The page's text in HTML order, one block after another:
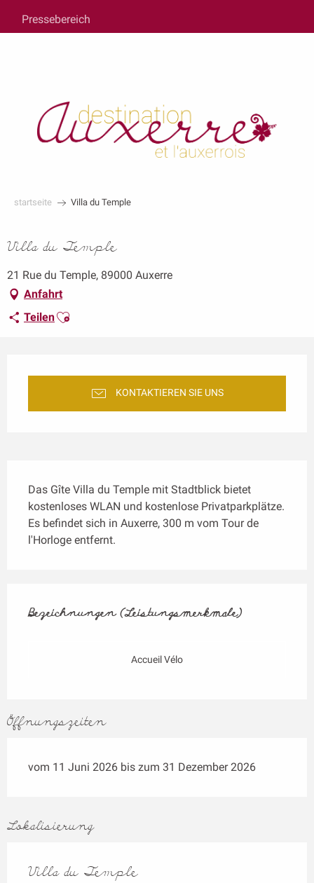
contenu
principal
Pressebereich
startseite Villa du Temple
Villa du Temple
21 Rue du Temple, 89000 Auxerre
Anfahrt
TeilenAjouter aux favoris
KONTAKTIEREN SIE UNS
Das Gîte Villa du Temple mit Stadtblick bietet
kostenloses WLAN und kostenlose Privatparkplätze.
Es befindet sich in Auxerre, 300 m vom Tour de
l'Horloge entfernt.
Bezeichnungen (Leistungsmerkmale)
Bezeichnungen (Leistungsmerkmale)
Accueil Vélo
Öffnungszeiten
vom 11 Juni 2026 bis zum 31 Dezember 2026
Lokalisierung
Villa du Temple